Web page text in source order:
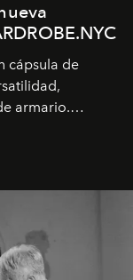
cápsula de
armario.